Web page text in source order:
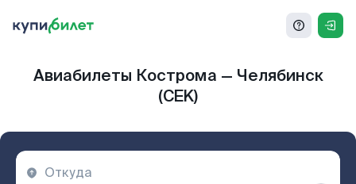
Авиабилеты Кострома — Челябинск
(CEK)